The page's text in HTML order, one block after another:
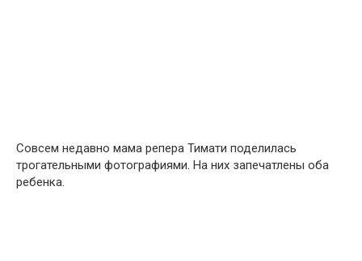
Совсем недавно мама репера Тимати поделилась
трогательными фотографиями. На них запечатлены оба
ребенка.